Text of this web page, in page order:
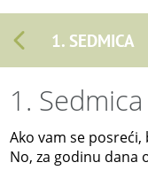
1. SEDMICA
1. Sedmica
Ako vam se
No, za godinu dana